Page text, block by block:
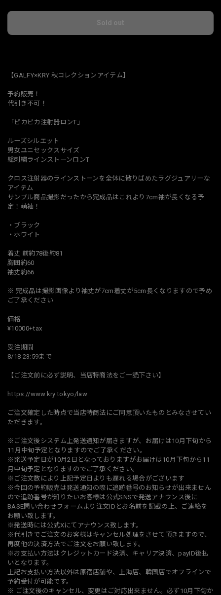
Sold out
【GALFY×KRY 秋コレクションアイテム】
予約販売！
代引き不可！
「ピカピカ注射器ロンT」
ルーズシルエット
男女ユニセックスサイズ
総刺繍ラインストーンロンT
クロス注射器のラインストーンを全体に散りばめたラグジュアリーな
アイテム
サンプル商品撮影だったから完成品はこれより7cm袖が長くなる予
定！萌袖！
・ブラック
・ホワイト
着丈 前約78後約81
胸囲約60
袖丈約66
※ 完成品は撮影画像より袖丈が7cm着丈が5cm長くなりますので予め
ご了承ください
価格
¥10000+tax
受注期間
8/18 23:59まで
【ご注文前に必ず説明、当店特商法をご一読下さい】
https://www.kry.tokyo/law
ご注文確定した時点で当店特商法にご同意頂いたものとみなさせてい
ただきます。
‪※ご注文後システム上発送通知が届きますが、お届けは10月下旬から
11月中旬予定となりますのでご了承ください。
※発送予定日が10月2日となっておりますがお届けは10月下旬から11
月中旬予定となりますのでご了承ください。
※ご注文数により上記予定日よりも遅れる場合がございます
※今回の予約販売は発送通知の際に追跡番号のお知らせが出来ません
ので追跡番号が知りたいお客様は公式SNSで発送アナウンス後に
BASE問い合わせフォームより注文IDとお名前を記載の上、ご連絡を
お願い致します。
※発送時には公式Xにてアナウンス致します。
※代引きでご注文のお客様はキャンセル処理をさせて頂きますので、
再度他の決済方法でご注文をお願い致します。
※お支払い方法はクレジットカード決済、キャリア決済、payID後払
いとなります。
上記お支払い方法以外は原宿店舗や、上海店、韓国店でオフラインで
予約受付が可能です。
※ ご注文後のキャンセル、変更はご対応出来ません。必ず10月下旬か